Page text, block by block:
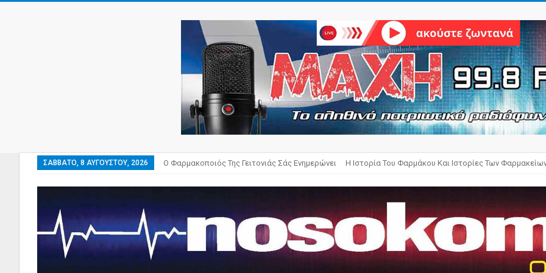
ΣΆΒΒΑΤΟ, 8 ΑΥΓΟΎΣΤΟΥ, 2026 Ο Φαρμακοποιός Της Γειτονιάς Σάς Ενημερώνει Η Ιστορία Του Φαρμάκου Και Ιστορίες Των